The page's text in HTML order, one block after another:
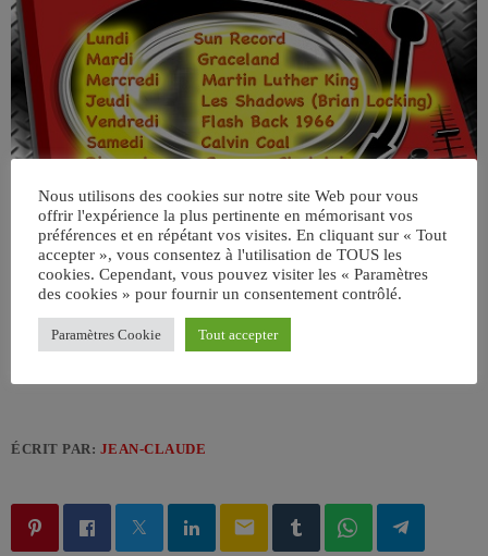
ÉCRIT PAR: JEAN-CLAUDE
email
Nous utilisons des cookies sur notre site Web pour vous
offrir l'expérience la plus pertinente en mémorisant vos
préférences et en répétant vos visites. En cliquant sur « Tout
accepter », vous consentez à l'utilisation de TOUS les
cookies. Cependant, vous pouvez visiter les « Paramètres
des cookies » pour fournir un consentement contrôlé.
Paramètres Cookie Tout accepter